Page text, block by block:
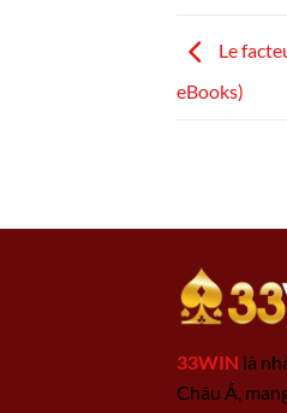
Le
eBooks)
33WIN là
Châu Á,